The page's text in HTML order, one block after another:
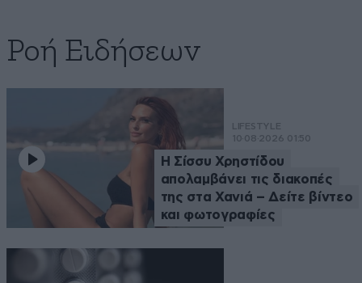
Ροή Ειδήσεων
LIFESTYLE
10·08·2026 01:50
Η Σίσσυ Χρηστίδου
απολαμβάνει τις διακοπές
της στα Χανιά – Δείτε βίντεο
και φωτογραφίες